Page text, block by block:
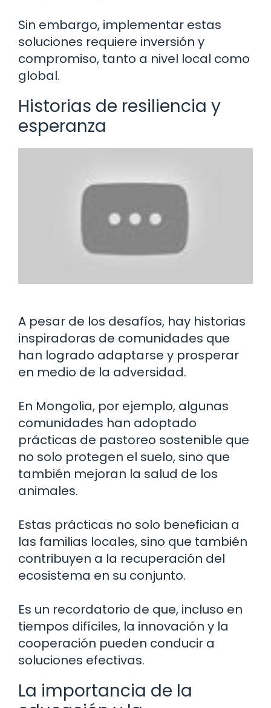
Sin embargo, implementar estas
soluciones requiere inversión y
compromiso, tanto a nivel local como
global.
Historias de resiliencia y
esperanza
A pesar de los desafíos, hay historias
inspiradoras de comunidades que
han logrado adaptarse y prosperar
en medio de la adversidad.
En Mongolia, por ejemplo, algunas
comunidades han adoptado
prácticas de pastoreo sostenible que
no solo protegen el suelo, sino que
también mejoran la salud de los
animales.
Estas prácticas no solo benefician a
las familias locales, sino que también
contribuyen a la recuperación del
ecosistema en su conjunto.
Es un recordatorio de que, incluso en
tiempos difíciles, la innovación y la
cooperación pueden conducir a
soluciones efectivas.
La importancia de la